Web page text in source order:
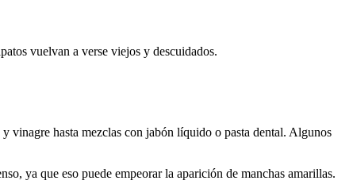
vuelvan a verse viejos y descuidados.
vinagre hasta mezclas con jabón líquido o pasta dental. Algunos
ya que eso puede empeorar la aparición de manchas amarillas.